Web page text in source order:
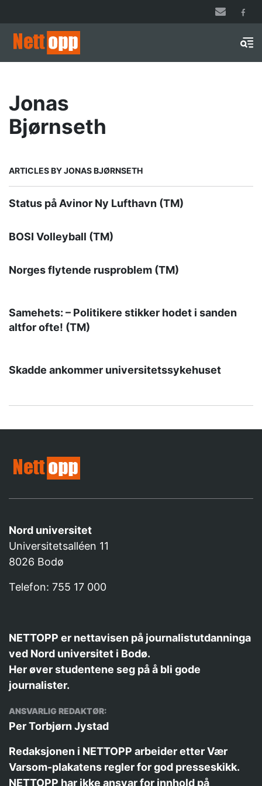
til
hovedinnhold
Jonas
Bjørnseth
ARTICLES BY JONAS BJØRNSETH
Status på Avinor Ny Lufthavn (TM)
BOSI Volleyball (TM)
Norges flytende rusproblem (TM)
Samehets: – Politikere stikker hodet i sanden
altfor ofte! (TM)
Skadde ankommer universitetssykehuset
Nord universitet
Universitetsalléen 11
8026 Bodø
Telefon: 755 17 000
NETTOPP er nettavisen på journalistutdanninga
ved Nord universitet i Bodø.
Her øver studentene seg på å bli gode
journalister.
ANSVARLIG REDAKTØR:
Per Torbjørn Jystad
Redaksjonen i NETTOPP arbeider etterVær
Varsom-plakatens regler for god presseskikk.
NETTOPP har ikke ansvar for innhold på